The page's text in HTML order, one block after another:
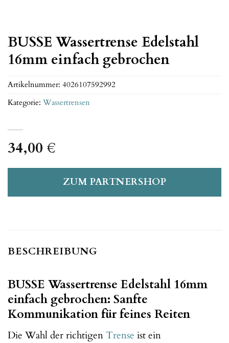
BUSSE Wassertrense Edelstahl
16mm einfach gebrochen
34,00 €
ZUM PARTNERSHOP
Artikelnummer: 4026107592992
Kategorie: Wassertrensen
BESCHREIBUNG
BUSSE Wassertrense Edelstahl 16mm
einfach gebrochen: Sanfte
Kommunikation für feines Reiten
Die Wahl der richtigenTrense ist ein